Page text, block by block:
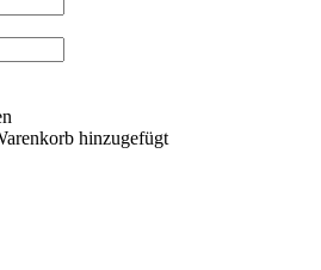
hinzugefügt